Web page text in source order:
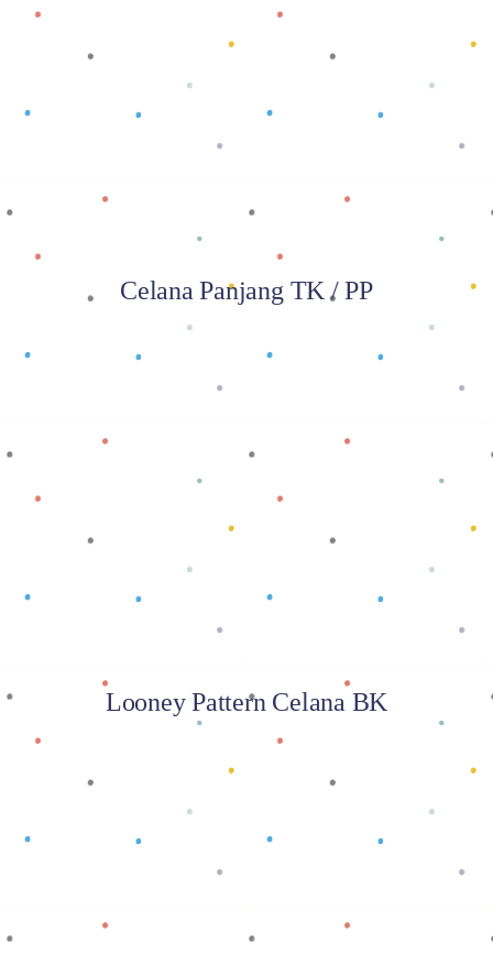
Baca selengkapnya
Celana Panjang TK / PP
Baca selengkapnya
Looney Pattern Celana BK